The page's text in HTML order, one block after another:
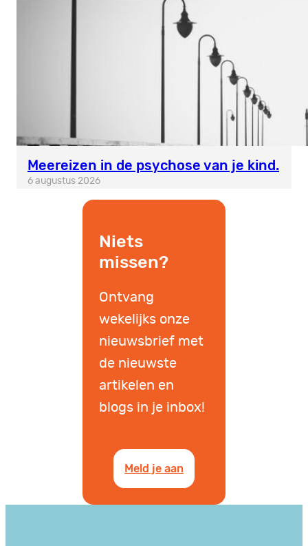
Meereizen in de psychose van je kind.
6 augustus 2026
Niets
missen?
Ontvang
wekelijks onze
nieuwsbrief met
de nieuwste
artikelen en
blogs in je inbox!
Meld je aan